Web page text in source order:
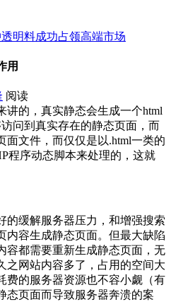
明料成功占领高端市场
用
阅读
的，真实静态会生成一个html
问到真实存在的静态页面，而
面文件，而仅仅是以.html一类的
程序动态脚本来处理的，这就
缓解服务器压力，和增强搜索
内容生成静态页面。但最大缺陷
容都需要重新生成静态页面，无
之网站内容多了，占用的空间大
费的服务器资源也不容小觑（有
态页面而导致服务器奔溃的案